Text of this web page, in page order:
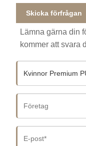
Skicka förfrågan
Lämna gärna din
kommer att svara